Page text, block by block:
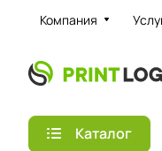
Компания
Каталог